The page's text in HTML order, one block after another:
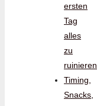
ersten
Tag
alles
zu
ruinieren
Timing,
Snacks,